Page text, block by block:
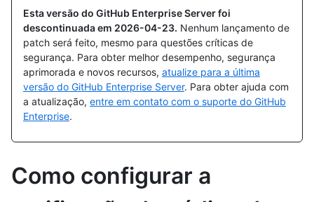
Esta versão do GitHub Enterprise Server foi
descontinuada em 2026-04-23. Nenhum lançamento de
patch será feito, mesmo para questões críticas de
segurança. Para obter melhor desempenho, segurança
aprimorada e novos recursos, atualize para a última
versão do GitHub Enterprise Server. Para obter ajuda com
a atualização, entre em contato com o suporte do GitHub
Enterprise.
Como configurar a